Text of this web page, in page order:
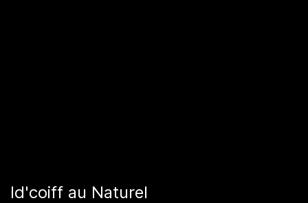
Id'coiff au Naturel